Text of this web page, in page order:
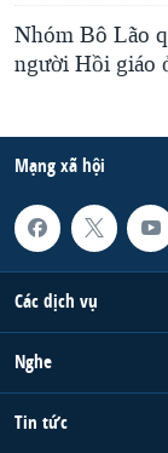
Nhóm Bô Lão
người Hồi giáo
Mạng xã hội
Các dịch vụ
Nghe
Tin tức